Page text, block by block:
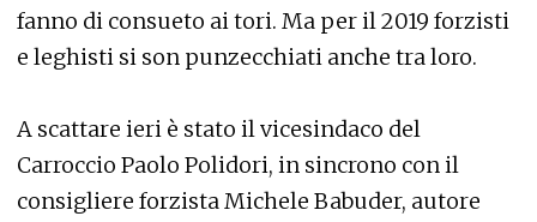
fanno di consueto ai tori. Ma per il 2019 forzisti
e leghisti si son punzecchiati anche tra loro.
A scattare ieri è stato il vicesindaco del
Carroccio Paolo Polidori, in sincrono con il
consigliere forzista Michele Babuder, autore